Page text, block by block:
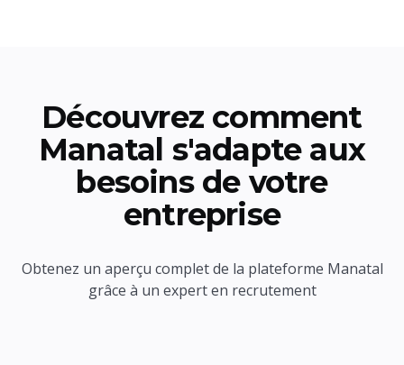
Découvrez comment
Manatal s'adapte aux
besoins de votre
entreprise
Obtenez un aperçu complet de la plateforme Manatal
grâce à un expert en recrutement